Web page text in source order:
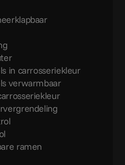
in carrosseriekleur
verwarmbaar
ramen